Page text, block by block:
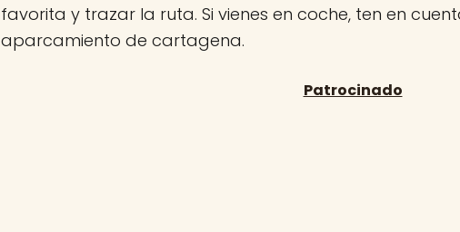
favorita y trazar la ruta. Si vienes en coche, ten en
aparcamiento de cartagena.